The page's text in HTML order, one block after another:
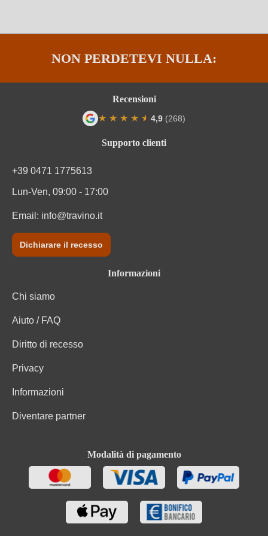
Varietà di uve della cuvée Merlot, Cabernet Sauvignon, Syrah
NON PERDETEVI NULLA:
Supporto clienti
+39 0471 1775613
Lun-Ven, 09:00 - 17:00
Email: info@travino.it
Dichiarare il recesso
Informazioni
Chi siamo
Aiuto / FAQ
Diritto di recesso
Privacy
Informazioni
Diventare partner
Modalità di pagamento
Recensioni
★ ★ ★ ★ ★
★ 4,9 (268)